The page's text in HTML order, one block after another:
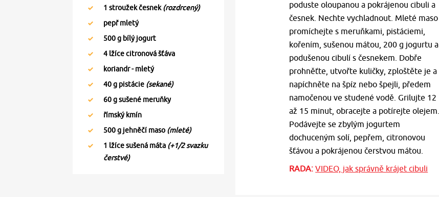
1 stroužek česnek(rozdrcený)
pepř mletý
500g bílý jogurt
4 lžíce citronová šťáva
koriandr - mletý
40g pistácie (sekané)
60g sušené meruňky
římský kmín
500g jehněčí maso (mleté)
1 lžíce sušená máta (+1/2 svazku
čerstvé)
poduste oloupanou a pokrájenou cibuli a
česnek. Nechte vychladnout. Mleté maso
promíchejte s meruňkami, pistáciemi,
kořením, sušenou mátou, 200 g jogurtu a
podušenou cibulí s česnekem. Dobře
prohněťte, utvořte kuličky, zploštěte je a
napíchněte na špíz nebo špejli, předem
namočenou ve studené vodě. Grilujte 12
až 15 minut, obracejte a potírejte olejem.
Podávejte se zbylým jogurtem
dochuceným solí, pepřem, citronovou
šťávou a pokrájenou čerstvou mátou.
RADA:VIDEO, jak správně krájet cibuli